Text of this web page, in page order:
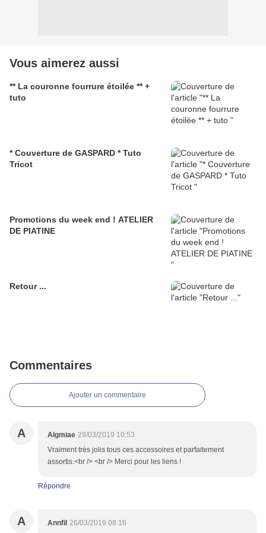
Vous aimerez aussi
** La couronne fourrure étoilée ** +
tuto
* Couverture de GASPARD * Tuto
Tricot
Promotions du week end ! ATELIER
DE PIATINE
Retour ...
Commentaires
Ajouter un commentaire
A Algmiae 29/03/2019 10:53
Vraiment très jolis tous ces accessoires et parfaitement
assortis.<br /> <br /> Merci pour les liens !
Répondre
A Annfil 26/03/2019 08:16